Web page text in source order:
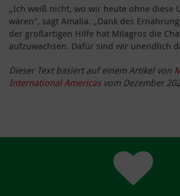
„Ich weiß nicht, wo wir heute ohne diese
wären", sagt Amalia. „Dank des
der großartigen Hilfe hat Milagros die
aufzuwachsen. Dafür sind wir unendlich
Dieser Text basiert auf einem Artikel von
International Americasvom Dezember